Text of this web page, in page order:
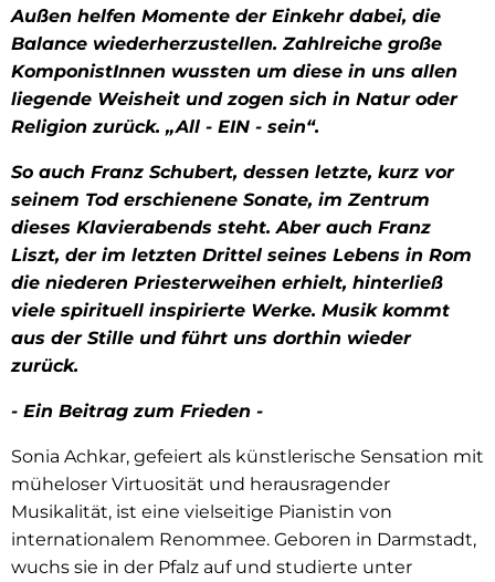
Außen helfen Momente der Einkehr dabei, die
Balance wiederherzustellen. Zahlreiche große
KomponistInnen wussten um diese in uns allen
liegende Weisheit und zogen sich in Natur oder
Religion zurück. „All - EIN - sein“.
So auch Franz Schubert, dessen letzte, kurz vor
seinem Tod erschienene Sonate, im Zentrum
dieses Klavierabends steht. Aber auch Franz
Liszt, der im letzten Drittel seines Lebens in Rom
die niederen Priesterweihen erhielt, hinterließ
viele spirituell inspirierte Werke. Musik kommt
aus der Stille und führt uns dorthin wieder
zurück.
- Ein Beitrag zum Frieden -
Sonia Achkar, gefeiert als künstlerische Sensation mit
müheloser Virtuosität und herausragender
Musikalität, ist eine vielseitige Pianistin von
internationalem Renommee. Geboren in Darmstadt,
wuchs sie in der Pfalz auf und studierte unter